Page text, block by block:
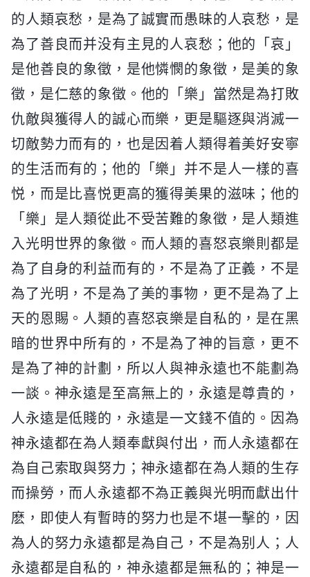
的人類哀愁，是為了誠實而愚昧的人哀愁，是
為了善良而并没有主見的人哀愁；他的「哀」
是他善良的象徵，是他憐憫的象徵，是美的象
徵，是仁慈的象徵。他的「樂」當然是為打敗
仇敵與獲得人的誠心而樂，更是驅逐與消滅一
切敵勢力而有的，也是因着人類得着美好安寧
的生活而有的；他的「樂」并不是人一樣的喜
悦，而是比喜悦更高的獲得美果的滋味；他的
「樂」是人類從此不受苦難的象徵，是人類進
入光明世界的象徵。而人類的喜怒哀樂則都是
為了自身的利益而有的，不是為了正義，不是
為了光明，不是為了美的事物，更不是為了上
天的恩賜。人類的喜怒哀樂是自私的，是在黑
暗的世界中所有的，不是為了神的旨意，更不
是為了神的計劃，所以人與神永遠也不能劃為
一談。神永遠是至高無上的，永遠是尊貴的，
人永遠是低賤的，永遠是一文錢不值的。因為
神永遠都在為人類奉獻與付出，而人永遠都在
為自己索取與努力；神永遠都在為人類的生存
而操勞，而人永遠都不為正義與光明而獻出什
麽，即使人有暫時的努力也是不堪一擊的，因
為人的努力永遠都是為自己，不是為别人；人
永遠都是自私的，神永遠都是無私的；神是一